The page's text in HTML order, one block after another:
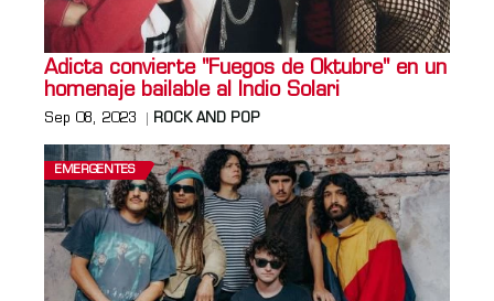
Adicta convierte "Fuegos de Oktubre" en un
homenaje bailable al Indio Solari
Sep 08, 2023 ROCK AND POP
EMERGENTES